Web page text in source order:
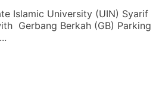
Islamic University (UIN) Syarif
Gerbang Berkah (GB) Parking